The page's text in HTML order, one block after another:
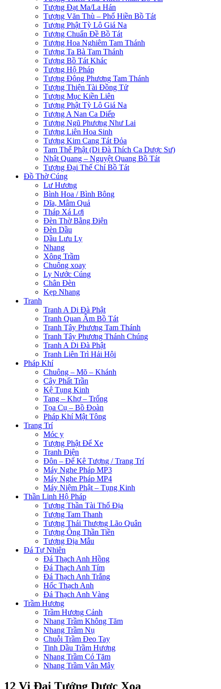
Tượng Đạt Ma/La Hán
Tượng Văn Thù – Phổ Hiền Bồ Tát
Tượng Phật Tỳ Lô Giá Na
Tượng Chuẩn Đề Bồ Tát
Tượng Hoa Nghiêm Tam Thánh
Tượng Ta Bà Tam Thánh
Tượng Bồ Tát Khác
Tượng Hộ Pháp
Tượng Đông Phương Tam Thánh
Tượng Thiện Tài Đồng Tử
Tượng Mục Kiền Liên
Tượng Phật Tỳ Lô Giá Na
Tượng A Nan Ca Diếp
Tượng Ngũ Phương Như Lai
Tượng Liên Hoa Sinh
Tượng Kim Cang Tát Đỏa
Tam Thế Phật (Di Đà Thích Ca Dược Sư)
Nhật Quang – Nguyệt Quang Bồ Tát
Tượng Đại Thế Chí Bồ Tát
Đồ Thờ Cúng
Lư Hương
Bình Hoa / Bình Bông
Dĩa, Mâm Quả
Tháp Xá Lợi
Đèn Thờ Bằng Điện
Đèn Dầu
Dầu Lưu Ly
Nhang
Xông Trầm
Chuông xoay
Ly Nước Cúng
Chân Đèn
Kẹp Nhang
Tranh
Tranh A Di Đà Phật
Tranh Quan Âm Bồ Tát
Tranh Tây Phương Tam Thánh
Tranh Tây Phương Thánh Chúng
Tranh A Di Đà Phật
Tranh Liên Trì Hải Hội
Pháp Khí
Chuông – Mõ – Khánh
Cây Phất Trần
Kệ Tụng Kinh
Tang – Khơ – Trống
Tọa Cụ – Bồ Đoàn
Pháp Khí Mật Tông
Trang Trí
Móc y
Tượng Phật Để Xe
Tranh Điện
Đôn – Đế Kê Tượng / Trang Trí
Máy Nghe Pháp MP3
Máy Nghe Pháp MP4
Máy Niệm Phật – Tụng Kinh
Thần Linh Hộ Pháp
Tượng Thần Tài Thổ Địa
Tượng Tam Thanh
Tượng Thái Thượng Lão Quân
Tượng Ông Thần Tiền
Tượng Địa Mẫu
Đá Tự Nhiên
Đá Thạch Anh Hồng
Đá Thạch Anh Tím
Đá Thạch Anh Trắng
Hốc Thạch Anh
Đá Thạch Anh Vàng
Trầm Hương
Trầm Hương Cảnh
Nhang Trầm Không Tăm
Nhang Trầm Nụ
Chuỗi Trầm Đeo Tay
Tinh Dầu Trầm Hương
Nhang Trầm Có Tăm
Nhang Trầm Vân Mây
12 Vị Đại Tướng Dược Xoa